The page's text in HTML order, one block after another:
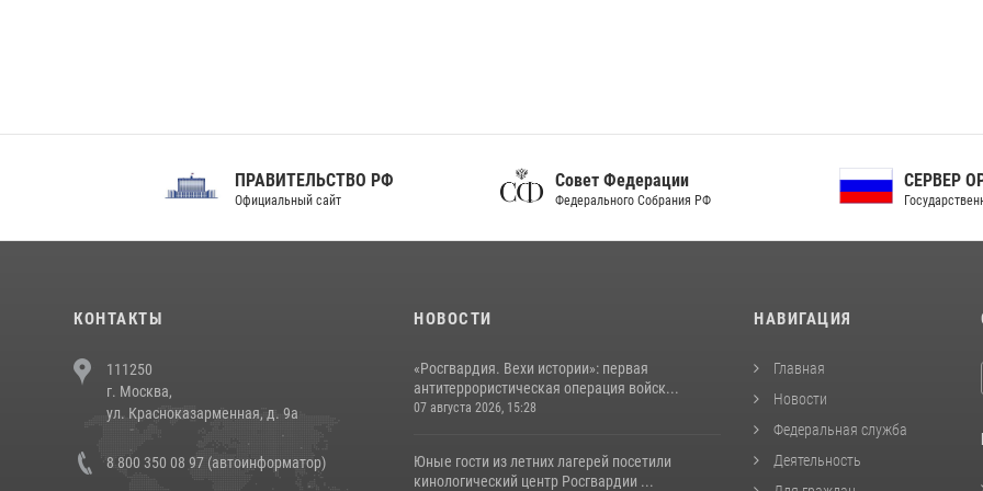
ПРАВИТЕЛЬСТВО РФ
Официальный сайт
Совет Федерации
Федерального Собрания РФ
СЕРВЕР ОРГАНОВ
Государственной власти РФ
КОНТАКТЫ
111250
г. Москва,
ул. Красноказарменная, д. 9а
8 800 350 08 97 (автоинформатор)
НОВОСТИ
«Росгвардия. Вехи истории»: первая
антитеррористическая операция войск...
07 августа 2026, 15:28
Юные гости из летних лагерей посетили
кинологический центр Росгвардии ...
НАВИГАЦИЯ
Главная
Новости
Федеральная служба
Деятельность